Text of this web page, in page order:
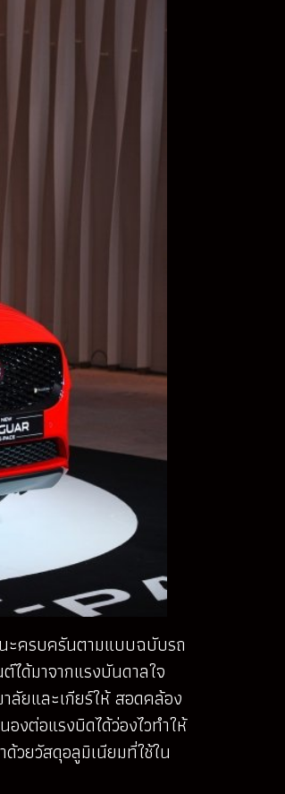
ะครบครันตามแบบฉบับรถ
ด้มาจากแรงบันดาลใจ
ลัยและเกียร์ให้ สอดคล้อง
งต่อแรงบิดได้ว่องไวทำให้
วยวัสดุอลูมิเนียมที่ใช้ใน